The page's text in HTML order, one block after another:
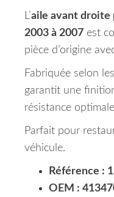
L’aile avant droite
2003 à 2007 est
pièce d’origine
Fabriquée selon
garantit une
résistance
Parfait pour
véhicule.
Référence :
OEM :